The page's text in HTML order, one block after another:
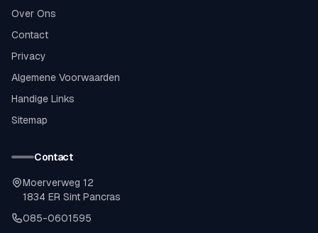
Over Ons
Contact
Privacy
Algemene Voorwaarden
Handige Links
Sitemap
Contact
Moerverweg 12
1834 ER Sint Pancras
085-0601595